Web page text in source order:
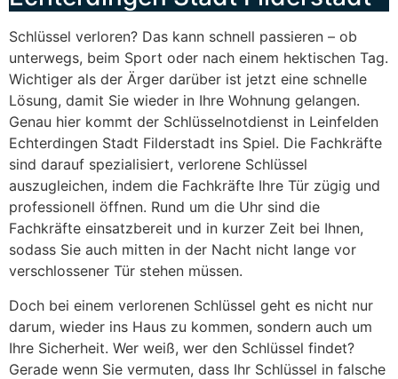
Schlüssel verloren? Das kann schnell passieren – ob
unterwegs, beim Sport oder nach einem hektischen Tag.
Wichtiger als der Ärger darüber ist jetzt eine schnelle
Lösung, damit Sie wieder in Ihre Wohnung gelangen.
Genau hier kommt der Schlüsselnotdienst in Leinfelden
Echterdingen Stadt Filderstadt ins Spiel. Die Fachkräfte
sind darauf spezialisiert, verlorene Schlüssel
auszugleichen, indem die Fachkräfte Ihre Tür zügig und
professionell öffnen. Rund um die Uhr sind die
Fachkräfte einsatzbereit und in kurzer Zeit bei Ihnen,
sodass Sie auch mitten in der Nacht nicht lange vor
verschlossener Tür stehen müssen.
Doch bei einem verlorenen Schlüssel geht es nicht nur
darum, wieder ins Haus zu kommen, sondern auch um
Ihre Sicherheit. Wer weiß, wer den Schlüssel findet?
Gerade wenn Sie vermuten, dass Ihr Schlüssel in falsche